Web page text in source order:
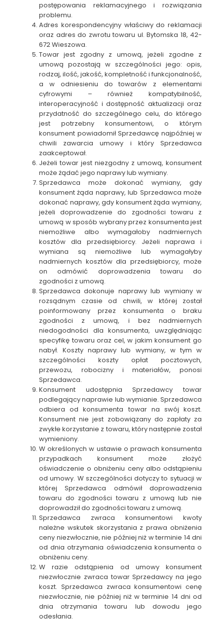
postępowania reklamacyjnego i rozwiązania
problemu.
Adres korespondencyjny właściwy do reklamacji
oraz adres do zwrotu towaru ul. Bytomska 18, 42-
672 Wieszowa.
Towar jest zgodny z umową, jeżeli zgodne z
umową pozostają w szczególności jego: opis,
rodzaj, ilość, jakość, kompletność i funkcjonalność,
a w odniesieniu do towarów z elementami
cyfrowymi – również kompatybilność,
interoperacyjność i dostępność aktualizacji oraz
przydatność do szczególnego celu, do którego
jest potrzebny konsumentowi, o którym
konsument powiadomił Sprzedawcę najpóźniej w
chwili zawarcia umowy i który Sprzedawca
zaakceptował.
Jeżeli towar jest niezgodny z umową, konsument
może żądać jego naprawy lub wymiany.
Sprzedawca może dokonać wymiany, gdy
konsument żąda naprawy, lub Sprzedawca może
dokonać naprawy, gdy konsument żąda wymiany,
jeżeli doprowadzenie do zgodności towaru z
umową w sposób wybrany przez konsumenta jest
niemożliwe albo wymagałoby nadmiernych
kosztów dla przedsiębiorcy. Jeżeli naprawa i
wymiana są niemożliwe lub wymagałyby
nadmiernych kosztów dla przedsiębiorcy, może
on odmówić doprowadzenia towaru do
zgodności z umową.
Sprzedawca dokonuje naprawy lub wymiany w
rozsądnym czasie od chwili, w której został
poinformowany przez konsumenta o braku
zgodności z umową, i bez nadmiernych
niedogodności dla konsumenta, uwzględniając
specyfikę towaru oraz cel, w jakim konsument go
nabył. Koszty naprawy lub wymiany, w tym w
szczególności koszty opłat pocztowych,
przewozu, robocizny i materiałów, ponosi
Sprzedawca.
Konsument udostępnia Sprzedawcy towar
podlegający naprawie lub wymianie. Sprzedawca
odbiera od konsumenta towar na swój koszt.
Konsument nie jest zobowiązany do zapłaty za
zwykłe korzystanie z towaru, który następnie został
wymieniony.
W określonych w ustawie o prawach konsumenta
przypadkach konsument może złożyć
oświadczenie o obniżeniu ceny albo odstąpieniu
od umowy. W szczególności dotyczy to sytuacji w
której Sprzedawca odmówił doprowadzenia
towaru do zgodności towaru z umową lub nie
doprowadził do zgodności towaru z umową.
Sprzedawca zwraca konsumentowi kwoty
należne wskutek skorzystania z prawa obniżenia
ceny niezwłocznie, nie później niż w terminie 14 dni
od dnia otrzymania oświadczenia konsumenta o
obniżeniu ceny.
W razie odstąpienia od umowy konsument
niezwłocznie zwraca towar Sprzedawcy na jego
koszt. Sprzedawca zwraca konsumentowi cenę
niezwłocznie, nie później niż w terminie 14 dni od
dnia otrzymania towaru lub dowodu jego
odesłania.